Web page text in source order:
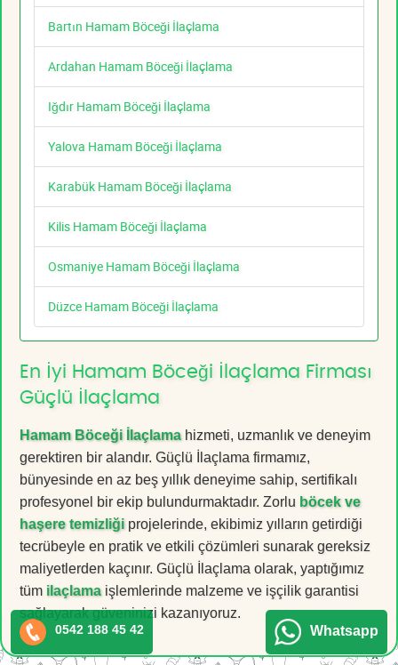
Bartın Hamam Böceği İlaçlama
Ardahan Hamam Böceği İlaçlama
Iğdır Hamam Böceği İlaçlama
Yalova Hamam Böceği İlaçlama
Karabük Hamam Böceği İlaçlama
Kilis Hamam Böceği İlaçlama
Osmaniye Hamam Böceği İlaçlama
Düzce Hamam Böceği İlaçlama
En İyi Hamam Böceği İlaçlama Firması
Güçlü İlaçlama
Hamam Böceği İlaçlamahizmeti, uzmanlık ve deneyim
gerektiren bir alandır. Güçlü İlaçlama firmamız,
bünyesinde en az beş yıllık deneyime sahip, sertifikalı
profesyonel bir ekip bulundurmaktadır. Zorlu böcek ve
haşere temizliği projelerinde, ekibimiz yılların getirdiği
tecrübeyle en pratik ve etkili çözümleri sunarak gereksiz
maliyetlerden kaçınır. Güçlü İlaçlama olarak, yaptığımız
tüm ilaçlamaişlemlerinde malzeme ve işçilik garantisi
sağlayarak güveninizi kazanıyoruz.
0542 188 45 42 Whatsapp